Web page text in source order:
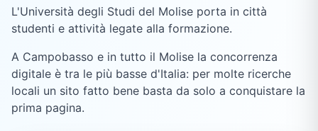
L'Università degli Studi del Molise porta in città
studenti e attività legate alla formazione.
A Campobasso e in tutto il Molise la concorrenza
digitale è tra le più basse d'Italia: per molte ricerche
locali un sito fatto bene basta da solo a conquistare la
prima pagina.